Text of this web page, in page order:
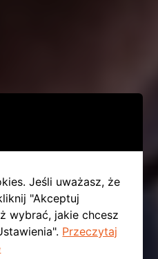
Jeśli uważasz, że
"Akceptuj
wybrać, jakie chcesz
Przeczytaj